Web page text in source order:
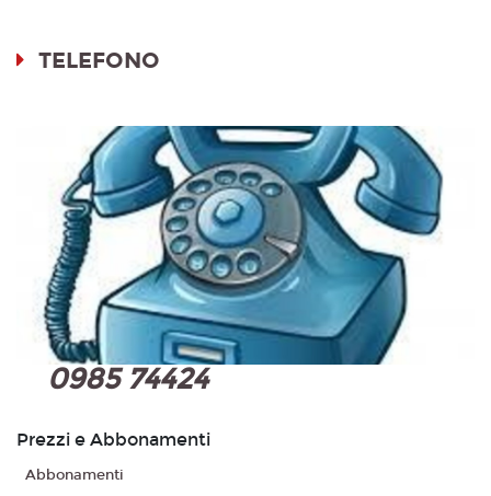
TELEFONO
0985 74424
Prezzi e Abbonamenti
Abbonamenti